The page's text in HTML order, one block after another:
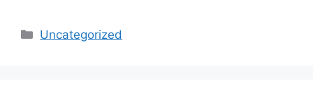
Categories
Uncategorized